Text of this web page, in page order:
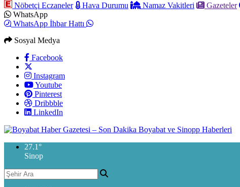
Nöbetçi Eczaneler
Hava Durumu Namaz Vakitleri Gazeteler
WhatsApp
WhatsApp İhbar Hattı
Sosyal Medya
Facebook
Instagram
Youtube
Pinterest
Dribbble
LinkedIn
27.1 °
Sinop